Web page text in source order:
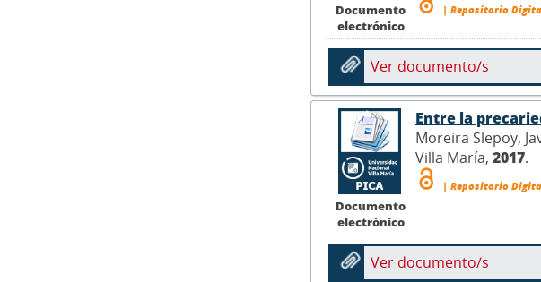
Documento
electrónico
| Repositorio
Ver documento/s
Documento
electrónico
Entre la
Moreira Slepoy,
Villa María, 2017.
| Repositorio
Ver documento/s